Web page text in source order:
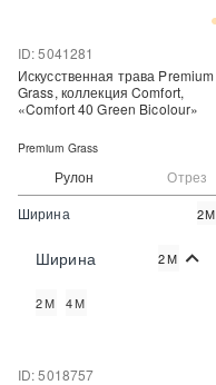
Рулон Отрез
ID: 5041281
Цена:
Искусственная трава Premium
Grass, коллекция Comfort,
«Comfort 40 Green Bicolour»
Premium Grass
Ширина 2М
Ширина 2М
2М 4М
ID: 5018757